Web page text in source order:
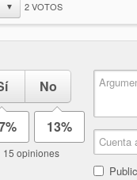
▼ 2VOTOS
No
13%
15 opiniones